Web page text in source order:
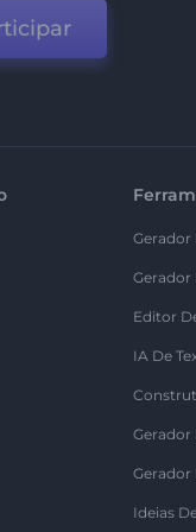
Gerador
Gerador
Editor
IA De
Gerador
Gerador
Ideias